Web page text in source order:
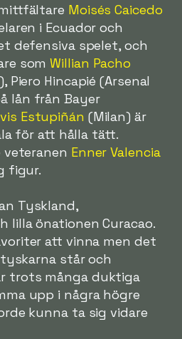
Moisés Caicedo
i Ecuador och
defensiva spelet, och
somWillian Pacho
Piero Hincapié (Arsenal
lån från Bayer
Estupiñán (Milan) är
för att hålla tätt.
veteranen Enner Valencia
figur.
Tyskland,
lilla önationen Curacao.
att vinna men det
står och
trots många duktiga
upp i några högre
kunna ta sig vidare